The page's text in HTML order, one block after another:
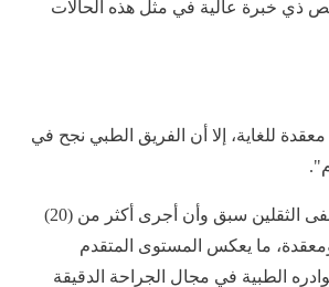
ذي خبرة عالية في مثل هذه الحالات
للغاية، إلا أن الفريق الطبي نجح في
ولفت إلى أن "مستشفى الثقلين سبق وأن أجرى أكثر من (20)
ما يعكس المستوى المتقدم
الطبية في مجال الجراحة الدقيقة